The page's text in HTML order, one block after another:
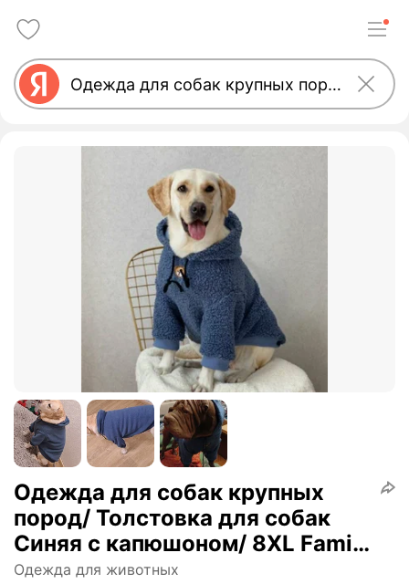
Одежда для собак крупных
пород/ Толстовка для собак
Синяя с капюшоном/ 8XL Family
Pet
Одежда для животных